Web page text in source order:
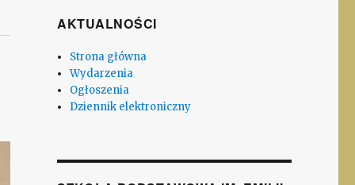
AKTUALNOŚCI
Strona główna
Wydarzenia
Ogłoszenia
Dziennik elektroniczny